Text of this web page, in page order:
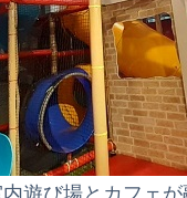
遊び場とカフェ